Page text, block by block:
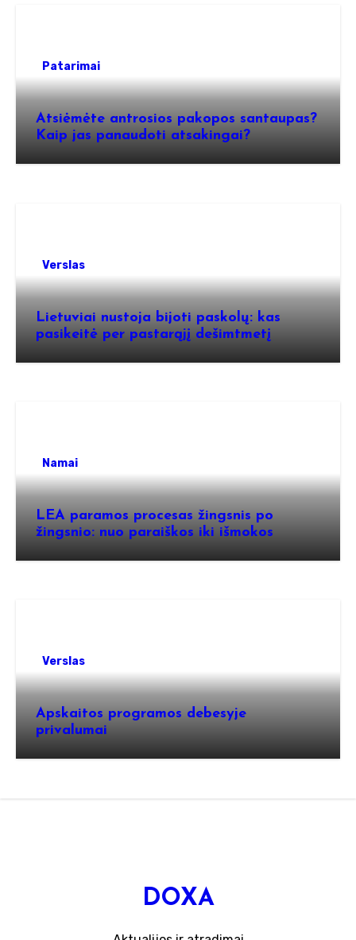
Patarimai
Atsiėmėte antrosios pakopos santaupas?
Kaip jas panaudoti atsakingai?
Verslas
Lietuviai nustoja bijoti paskolų: kas
pasikeitė per pastarąjį dešimtmetį
Namai
LEA paramos procesas žingsnis po
žingsnio: nuo paraiškos iki išmokos
Verslas
Apskaitos programos debesyje
privalumai
DOXA